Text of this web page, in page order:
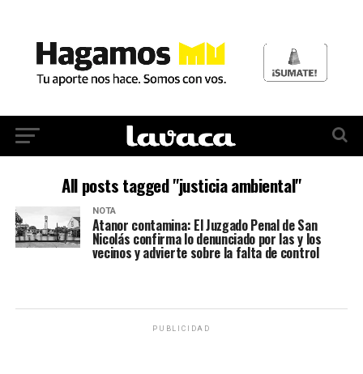
All posts tagged "justicia ambiental"
NOTA
Atanor contamina: El Juzgado Penal de San
Nicolás confirma lo denunciado por las y los
vecinos y advierte sobre la falta de control
PUBLICIDAD